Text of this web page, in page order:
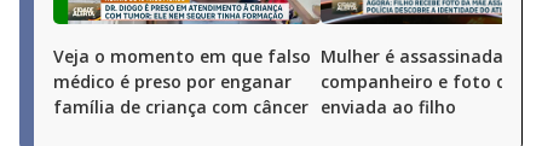
Veja o momento em que falso
médico é preso por enganar
família de criança com câncer
Mulher é assassinada
companheiro e foto do
enviada ao filho